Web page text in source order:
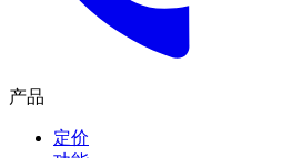
产品
定价